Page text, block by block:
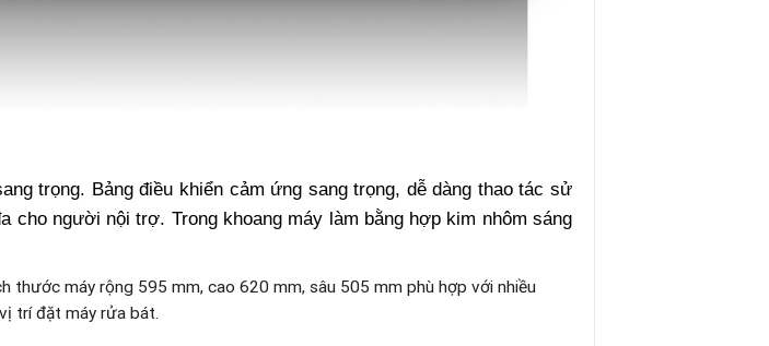
trọng. Bảng điều khiển cảm ứng sang trọng, dễ dàng thao tác sử
người nội trợ. Trong khoang máy làm bằng hợp kim nhôm sáng
thước máy rộng 595 mm, cao 620 mm, sâu 505 mm phù hợp với nhiều
trí đặt máy rửa bát.